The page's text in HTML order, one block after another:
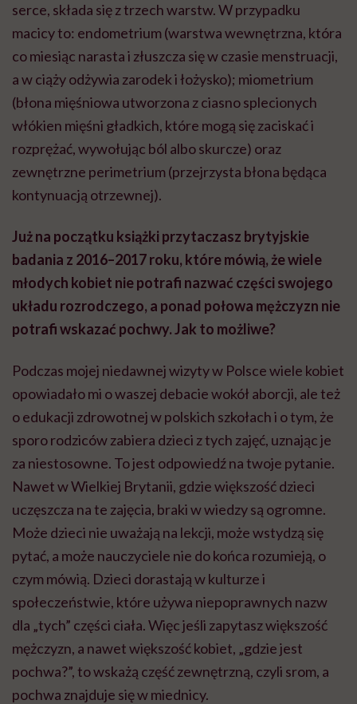
serce, składa się z trzech warstw. W przypadku
macicy to: endometrium (warstwa wewnętrzna, która
co miesiąc narasta i złuszcza się w czasie menstruacji,
a w ciąży odżywia zarodek i łożysko); miometrium
(błona mięśniowa utworzona z ciasno splecionych
włókien mięśni gładkich, które mogą się zaciskać i
rozprężać, wywołując ból albo skurcze) oraz
zewnętrzne perimetrium (przejrzysta błona będąca
kontynuacją otrzewnej).
Już na początku książki przytaczasz brytyjskie
badania z 2016–2017 roku, które mówią, że wiele
młodych kobiet nie potrafi nazwać części swojego
układu rozrodczego, a ponad połowa mężczyzn nie
potrafi wskazać pochwy. Jak to możliwe?
Podczas mojej niedawnej wizyty w Polsce wiele kobiet
opowiadało mi o waszej debacie wokół aborcji, ale też
o edukacji zdrowotnej w polskich szkołach i o tym, że
sporo rodziców zabiera dzieci z tych zajęć, uznając je
za niestosowne. To jest odpowiedź na twoje pytanie.
Nawet w Wielkiej Brytanii, gdzie większość dzieci
uczęszcza na te zajęcia, braki w wiedzy są ogromne.
Może dzieci nie uważają na lekcji, może wstydzą się
pytać, a może nauczyciele nie do końca rozumieją, o
czym mówią. Dzieci dorastają w kulturze i
społeczeństwie, które używa niepoprawnych nazw
dla „tych” części ciała. Więc jeśli zapytasz większość
mężczyzn, a nawet większość kobiet, „gdzie jest
pochwa?”, to wskażą część zewnętrzną, czyli srom, a
pochwa znajduje się w miednicy.